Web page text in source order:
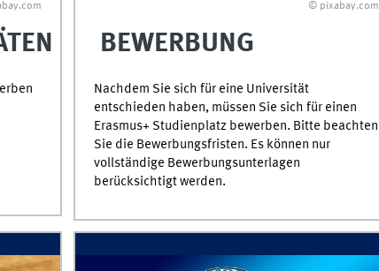
© pixabay.com
BEWERBUNG
Nachdem Sie sich für eine Universität
entschieden haben, müssen Sie sich für einen
Erasmus+ Studienplatz bewerben. Bitte beachten
Sie die Bewerbungsfristen. Es können nur
vollständige Bewerbungsunterlagen
berücksichtigt werden.